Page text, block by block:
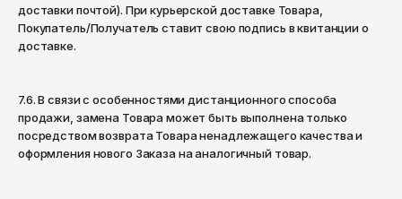
доставки почтой). При курьерской доставке Товара,
Покупатель/Получатель ставит свою подпись в квитанции о
доставке.
7.6. В связи с особенностями дистанционного способа
продажи, замена Товара может быть выполнена только
посредством возврата Товара ненадлежащего качества и
оформления нового Заказа на аналогичный товар.